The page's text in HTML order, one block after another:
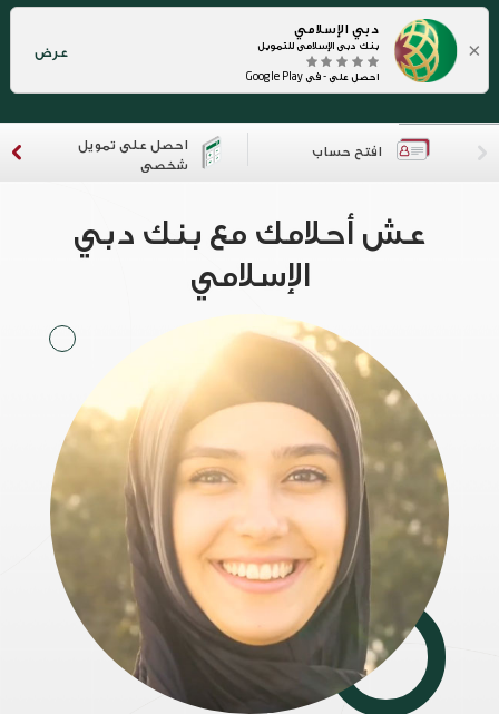
×
دبي الإسلامي
بنك دبي الإسلامي للتمويل
احصل على - في Google Play
عرض
افتح حساب
احصل على تمويل
شخصي
عش أحلامك مع بنك دبي
الإسلامي